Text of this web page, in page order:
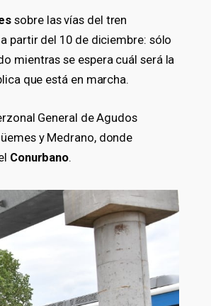
sobre las vías del tren
partir del 10 de diciembre: sólo
mientras se espera cuál será la
que está en marcha.
General de Agudos
y Medrano, donde
Conurbano.